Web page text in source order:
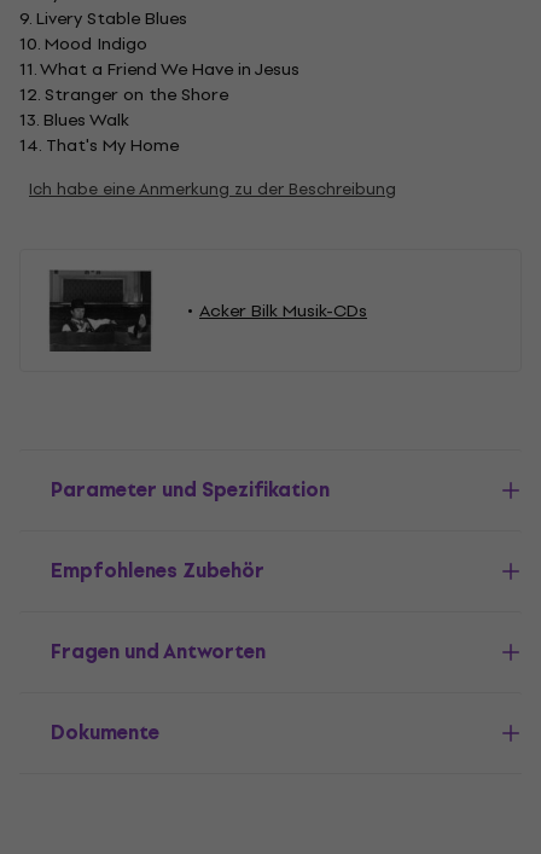
9. Livery Stable Blues
10. Mood Indigo
11. What a Friend We Have in Jesus
12. Stranger on the Shore
13. Blues Walk
14. That's My Home
Ich habe eine Anmerkung zu der Beschreibung
Acker Bilk Musik-CDs
Parameter und Spezifikation
Empfohlenes Zubehör
Fragen und Antworten
Dokumente